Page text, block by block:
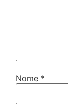
Nome *